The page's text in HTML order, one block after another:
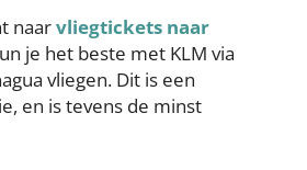
naarvliegtickets naar
je het beste met KLM via
vliegen. Dit is een
en is tevens de minst